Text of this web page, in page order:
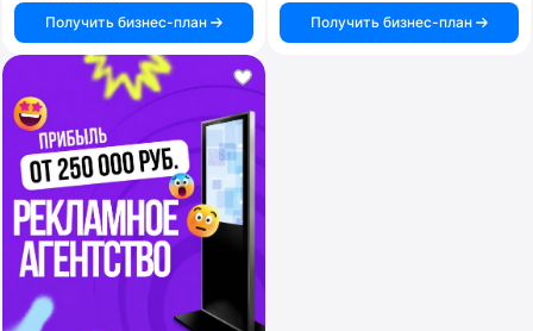
Получить бизнес-план
Получить бизнес-план